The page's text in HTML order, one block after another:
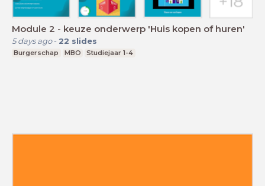
Module 2 - keuze onderwerp 'Huis kopen of huren'
5 days ago- 22 slides
Burgerschap MBO Studiejaar 1-4